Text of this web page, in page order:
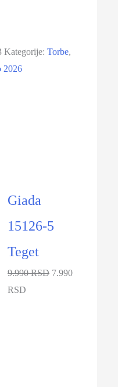
Kategorije:Torbe,
2026
Giada
15126-5
Teget
9.990 RSD 7.990
RSD